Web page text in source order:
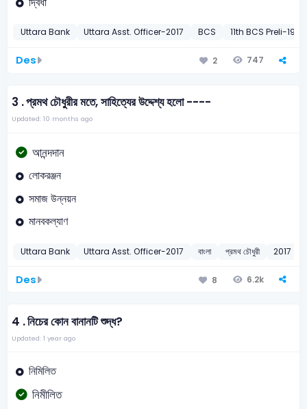
Uttara Bank Uttara Asst. Officer-2017 BCS 11th BCS Preli-1991
Des 2 747
3 .প্রমথ চৌধুরীর মতে, সাহিত্যের উদ্দেশ্য হলো ----
Updated: 10 months ago
আনন্দদান
লোকরঞ্জন
সমাজ উন্নয়ন
মানবকল্যাণ
Uttara Bank Uttara Asst. Officer-2017 বাংলা প্রমথ চৌধুরী 2017
Des 8 6.2k
4 .নিচের কোন বানানটি শুদ্ধ?
Updated: 1 year ago
নিমিলিত
নিমীলিত